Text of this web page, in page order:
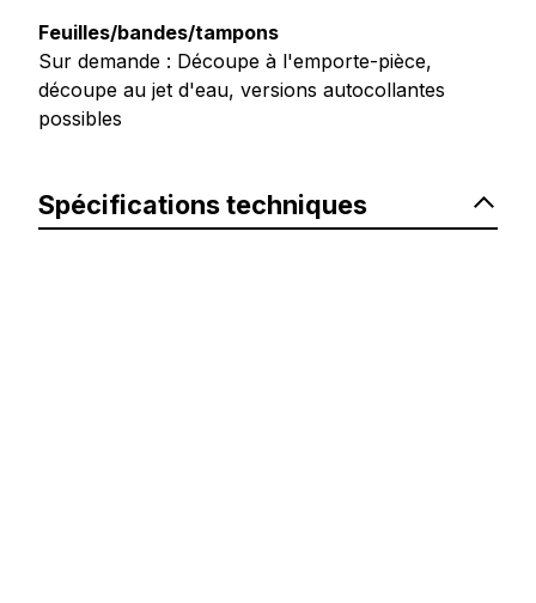
Feuilles/bandes/tampons
Sur demande : Découpe à l'emporte-pièce,
découpe au jet d'eau, versions autocollantes
possibles
Spécifications techniques